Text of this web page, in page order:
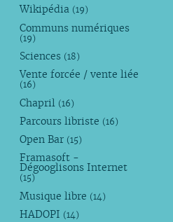
Wikipédia (19)
Communs numériques
(19)
Sciences (18)
Vente forcée / vente liée
(16)
Chapril (16)
Parcours libriste (16)
Open Bar (15)
Framasoft -
Dégooglisons Internet
(15)
Musique libre (14)
HADOPI (14)